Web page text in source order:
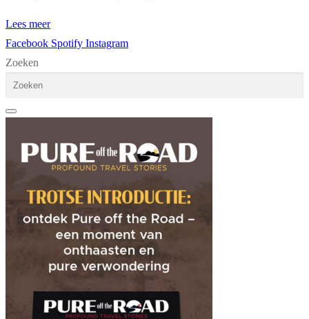
Lees meer
Facebook Spotify Instagram
Zoeken